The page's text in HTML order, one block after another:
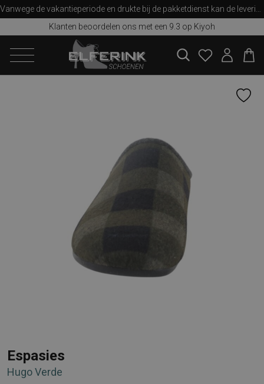
Klanten beoordelen ons met een 9.3 op Kiyoh
zoeken
Espasies
Hugo Verde